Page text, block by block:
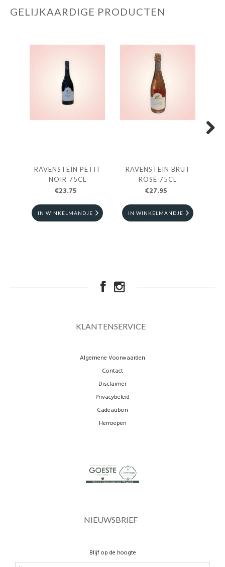
GELIJKAARDIGE PRODUCTEN
RAVENSTEIN PETIT
NOIR 75CL
€23.75
IN WINKELMANDJE
RAVENSTEIN BRUT
ROSÉ 75CL
€27.95
IN WINKELMANDJE
KLANTENSERVICE
Algemene Voorwaarden
Contact
Disclaimer
Privacybeleid
Cadeaubon
Herroepen
NIEUWSBRIEF
Blijf op de hoogte